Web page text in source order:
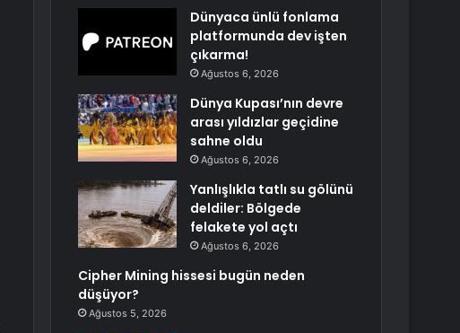
Dünyaca ünlü fonlama
platformunda dev işten
çıkarma!
Ağustos 6, 2026
Dünya Kupası’nın devre
arası yıldızlar geçidine
sahne oldu
Ağustos 6, 2026
Yanlışlıkla tatlı su gölünü
deldiler: Bölgede
felakete yol açtı
Ağustos 6, 2026
Cipher Mining hissesi bugün neden
düşüyor?
Ağustos 5, 2026